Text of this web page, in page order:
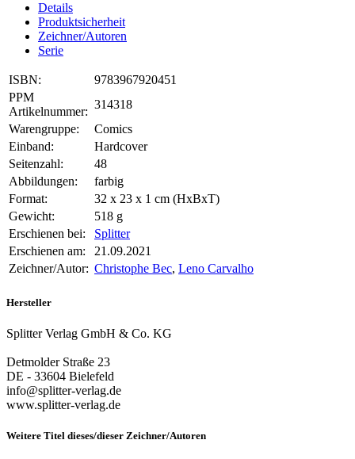
Details
Produktsicherheit
Zeichner/Autoren
Serie
ISBN:
9783967920451
PPM
Artikelnummer:
314318
Warengruppe:
Comics
Einband:
Hardcover
Seitenzahl:
48
Abbildungen:
farbig
Format:
32 x 23 x 1 cm (HxBxT)
Gewicht:
518 g
Erschienen bei:
Splitter
Erschienen am:
21.09.2021
Zeichner/Autor: Christophe Bec, Leno Carvalho
Hersteller
Splitter Verlag GmbH & Co. KG
Detmolder Straße 23
DE - 33604 Bielefeld
info@splitter-verlag.de
www.splitter-verlag.de
Weitere Titel dieses/dieser Zeichner/Autoren